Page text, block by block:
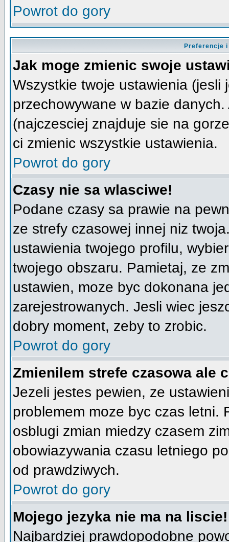
Powrot do gory
Preferencje
Jak moge zmienic swoje
Wszystkie twoje ustawienia (jesli
przechowywane w bazie
(najczesciej znajduje sie na
ci zmienic wszystkie ustawienia.
Powrot do gory
Czasy nie sa wlasciwe!
Podane czasy sa prawie na
ze strefy czasowej innej niz
ustawienia twojego profilu,
twojego obszaru. Pamietaj, ze
ustawien, moze byc dokonana
zarejestrowanych. Jesli wiec
dobry moment, zeby to zrobic.
Powrot do gory
Zmienilem strefe czasowa ale
Jezeli jestes pewien, ze
problemem moze byc czas letni.
osblugi zmian miedzy czasem
obowiazywania czasu letniego
od prawdziwych.
Powrot do gory
Mojego jezyka nie ma na liscie!
Najbardziej prawdopodobne